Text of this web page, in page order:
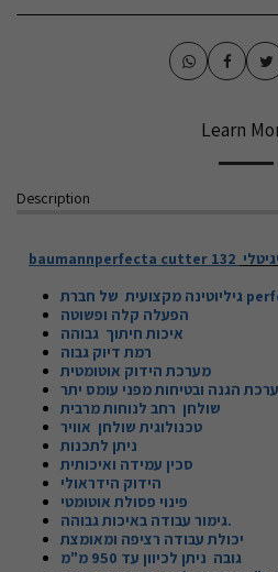
Learn
Description
baumannperfecta cutter 132
איכות חיתוך גבוהה
מערכת הידוק אוטומטית
הגנה ובטיחות מפני עומס יתר
גימור עבודה באיכות גבוהה.